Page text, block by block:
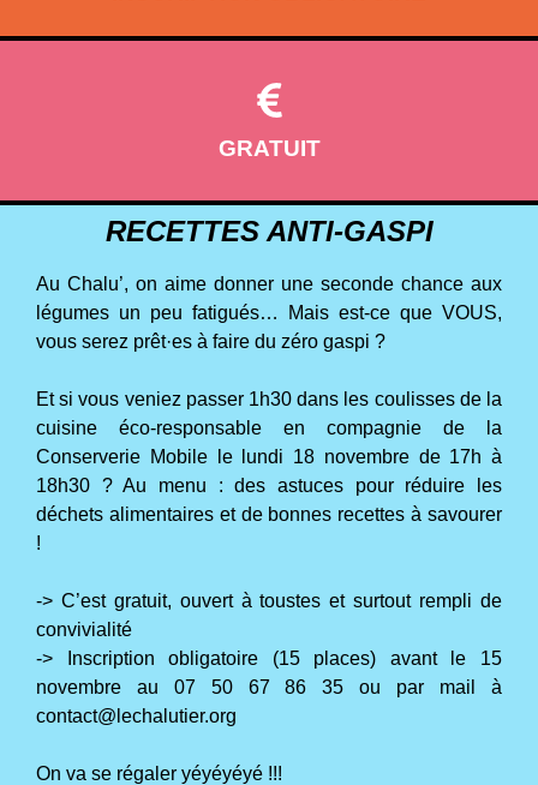
RECETTES ANTI-GASPI
Au Chalu’, on aime donner une seconde chance aux
légumes un peu fatigués… Mais est-ce que VOUS,
vous serez prêt·es à faire du zéro gaspi ?
Et si vous veniez passer 1h30 dans les coulisses de la
cuisine éco-responsable en compagnie de la
Conserverie Mobile le lundi 18 novembre de 17h à
18h30 ? Au menu : des astuces pour réduire les
déchets alimentaires et de bonnes recettes à savourer
!
-> C’est gratuit, ouvert à toustes et surtout rempli de
convivialité
-> Inscription obligatoire (15 places) avant le 15
novembre au 07 50 67 86 35 ou par mail à
contact@lechalutier.org
On va se régaler yéyéyéyé !!!
GRATUIT